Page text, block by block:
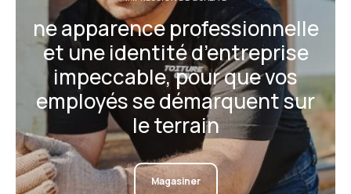
ne apparence professionnelle
et une identité d’entreprise
impeccable, pour que vos
employés se démarquent sur
le terrain
Magasiner